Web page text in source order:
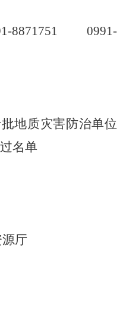
8871751 0991-
地质灾害防治单位
名单
厅